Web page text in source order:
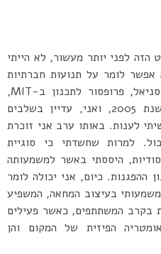
לפני יותר מעשור, לא הייתי
לומר על תנועות חברתיות
שטרם נאמר?” שאל אותי ביש סניאל, פרופסור לתכנון ב-MIT,
בארוחת ערב בביתו. זה היה בשנת 2005, ואני, עדיין בשלבים
לענות. באותו ערב אני זוכרת
למרות שחשדתי כי סוגיית
היססתי באשר למשמעותה
ההפגנות. כיום, אני יכולה לומר
בעיצוב המחאה, המשפיע
בקרב המשתתפים, כאשר פעילים
הפיזית של המקום והן